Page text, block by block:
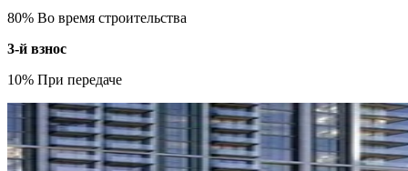
80% Во время строительства
3-й взнос
10% При передаче